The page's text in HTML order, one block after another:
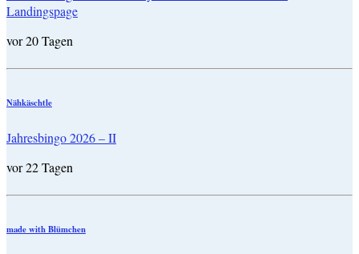
Landingspage
vor 20 Tagen
Nähkäschtle
Jahresbingo 2026 – II
vor 22 Tagen
made with Blümchen